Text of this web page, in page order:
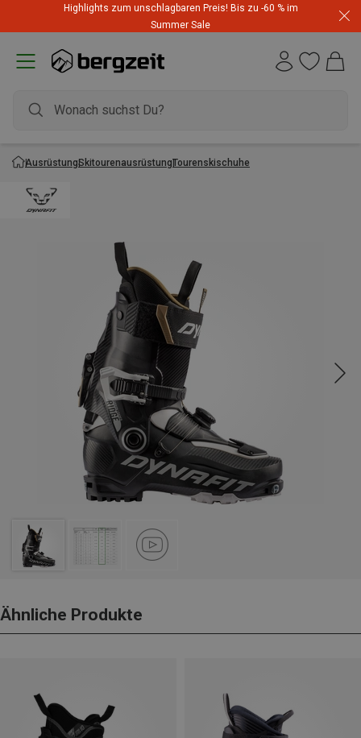
Highlights zum unschlagbaren Preis! Bis zu -60 % im
Summer Sale
AusrüstungSkitourenausrüstungTourenskischuhe
Ähnliche Produkte